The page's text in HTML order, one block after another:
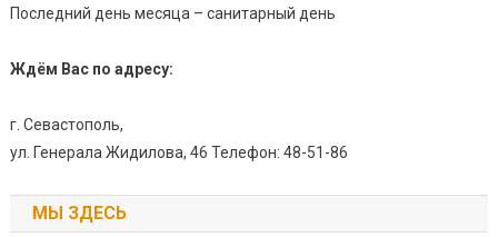
Последний день месяца – санитарный день
Ждём Вас по адресу:
г. Севастополь,
ул. Генерала Жидилова, 46 Телефон: 48-51-86
МЫ ЗДЕСЬ